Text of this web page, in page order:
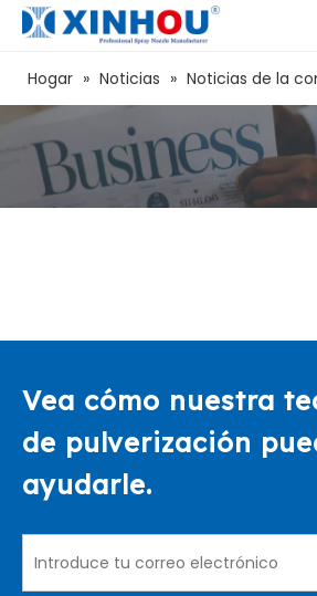
Hogar » Noticias » Noticias de la
Vea cómo nuestra
de pulverización
ayudarle.